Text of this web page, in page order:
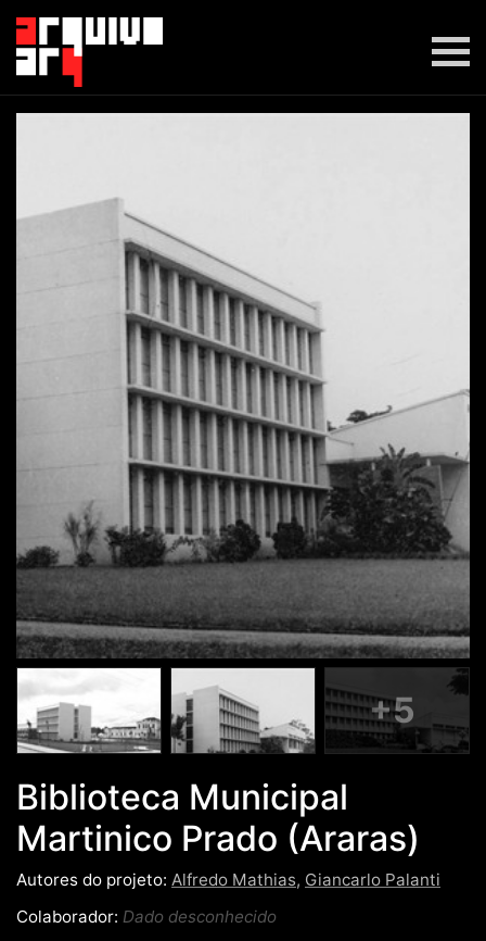
+5
Biblioteca Municipal
Martinico Prado (Araras)
Autores do projeto: Alfredo Mathias, Giancarlo Palanti
Colaborador: Dado desconhecido